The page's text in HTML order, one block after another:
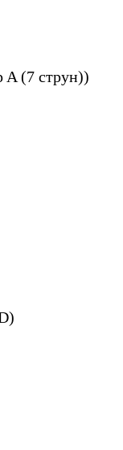
A (7 струн))